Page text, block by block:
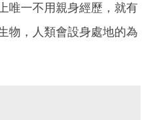
唯一不用親身經歷，就有
物，人類會設身處地的為